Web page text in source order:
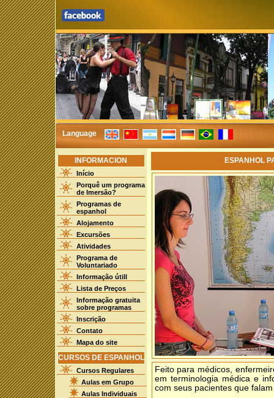
Language
INFORMACION
Início
Porquê um programa
de Imersão?
Programas de
espanhol
Alojamento
Excursões
Atividades
Programa de
Voluntariado
Informação útill
Lista de Preços
Informação gratuita
sobre programas
Inscrição
Contato
Mapa do site
CURSOS DE ESPANHOL
Cursos Regulares
Aulas em Grupo
Aulas Individuais
ESPANHOL
Feito para médicos,
em terminologia médica e
com seus pacientes que